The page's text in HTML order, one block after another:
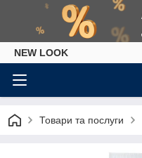
NEW LOOK
Товари та послуги